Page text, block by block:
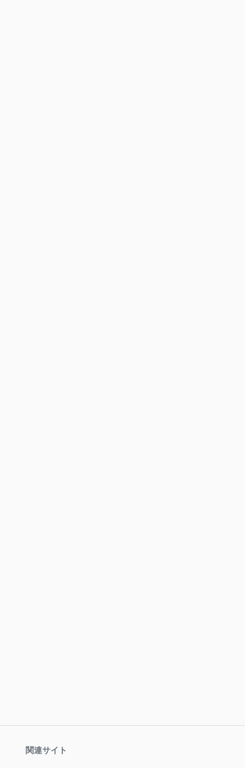
関連サイト